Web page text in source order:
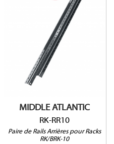
MIDDLE ATLANTIC
RK-RR10
Paire de Rails Arrières pour Racks
RK/BRK-10
RK-RR10
Pour racks RK-10 et BRK-
Vendu par paire